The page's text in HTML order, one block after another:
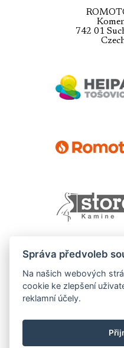
742 01
Správa předvoleb
Na našich webových
cookie ke zlepšení
reklamní účely.